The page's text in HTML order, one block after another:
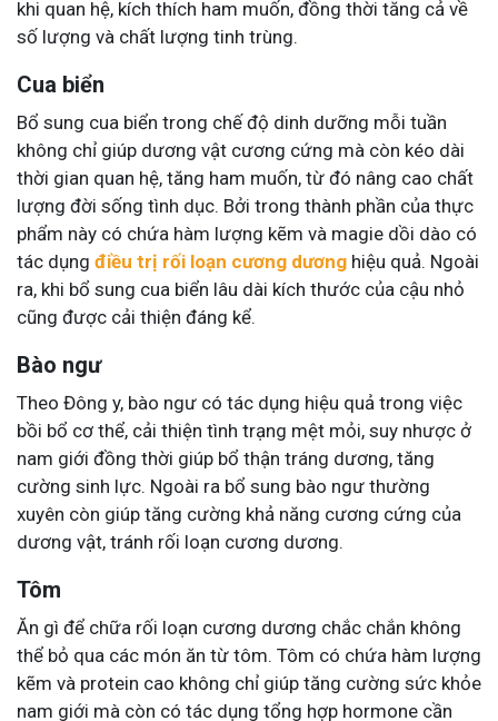
khi quan hệ, kích thích ham muốn, đồng thời tăng cả về
số lượng và chất lượng tinh trùng.
Cua biển
Bổ sung cua biển trong chế độ dinh dưỡng mỗi tuần
không chỉ giúp dương vật cương cứng mà còn kéo dài
thời gian quan hệ, tăng ham muốn, từ đó nâng cao chất
lượng đời sống tình dục. Bởi trong thành phần của thực
phẩm này có chứa hàm lượng kẽm và magie dồi dào có
tác dụng điều trị rối loạn cương dương hiệu quả. Ngoài
ra, khi bổ sung cua biển lâu dài kích thước của cậu nhỏ
cũng được cải thiện đáng kể.
Bào ngư
Theo Đông y, bào ngư có tác dụng hiệu quả trong việc
bồi bổ cơ thể, cải thiện tình trạng mệt mỏi, suy nhược ở
nam giới đồng thời giúp bổ thận tráng dương, tăng
cường sinh lực. Ngoài ra bổ sung bào ngư thường
xuyên còn giúp tăng cường khả năng cương cứng của
dương vật, tránh rối loạn cương dương.
Tôm
Ăn gì để chữa rối loạn cương dương chắc chắn không
thể bỏ qua các món ăn từ tôm. Tôm có chứa hàm lượng
kẽm và protein cao không chỉ giúp tăng cường sức khỏe
nam giới mà còn có tác dụng tổng hợp hormone cần